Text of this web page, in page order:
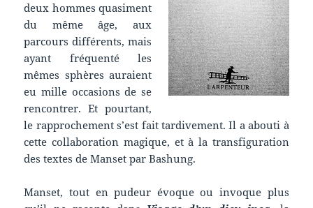
deux hommes quasiment
du même âge, aux
parcours différents, mais
ayant fréquenté les
mêmes sphères auraient
eu mille occasions de se
rencontrer. Et pourtant,
le rapprochement s’est fait tardivement. Il a abouti à
cette collaboration magique, et à la transfiguration
des textes de Manset par Bashung.
Manset, tout en pudeur évoque ou invoque plus